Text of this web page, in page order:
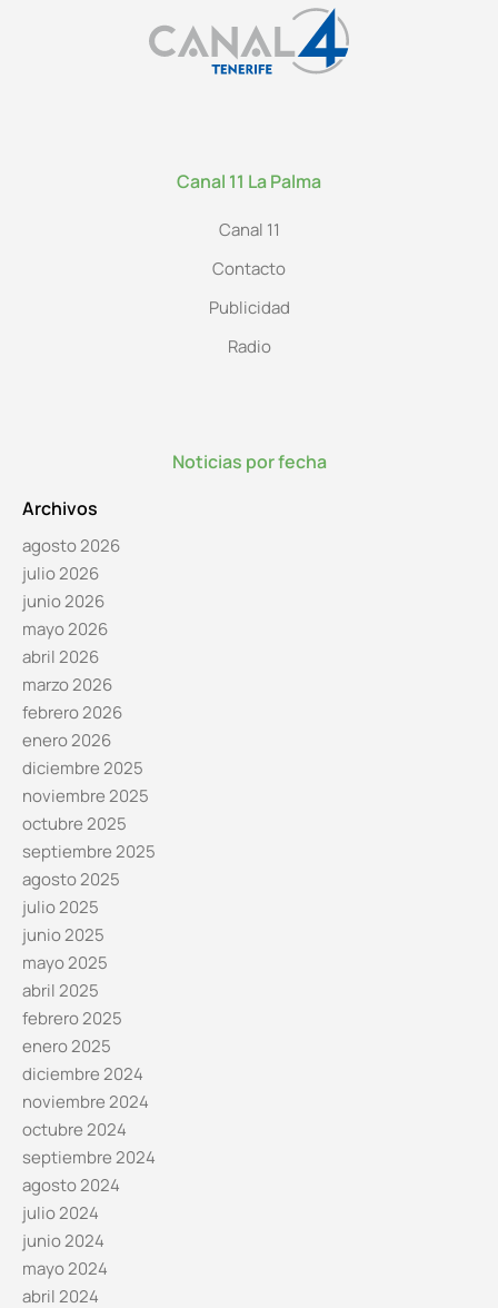
Canal 11 La Palma
Canal 11
Contacto
Publicidad
Radio
Noticias por fecha
Archivos
agosto 2026
julio 2026
junio 2026
mayo 2026
abril 2026
marzo 2026
febrero 2026
enero 2026
diciembre 2025
noviembre 2025
octubre 2025
septiembre 2025
agosto 2025
julio 2025
junio 2025
mayo 2025
abril 2025
febrero 2025
enero 2025
diciembre 2024
noviembre 2024
octubre 2024
septiembre 2024
agosto 2024
julio 2024
junio 2024
mayo 2024
abril 2024